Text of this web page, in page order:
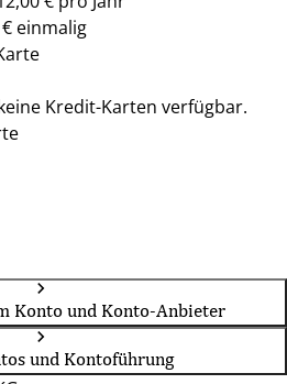
einmalig
Kredit-Karten verfügbar.
Konto und Konto-Anbieter
und Kontoführung